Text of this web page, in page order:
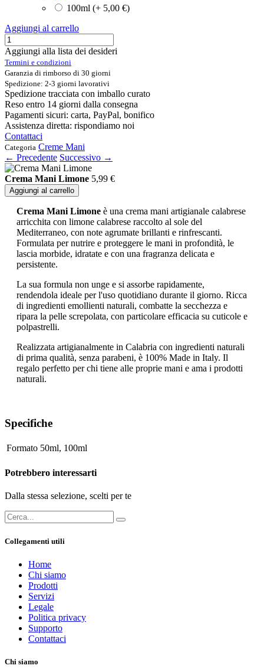
100ml (+ 5,00 €)
Aggiungi al carrello
Aggiungi alla lista dei desideri
Termini e condizioni
Garanzia di rimborso di 30 giorni
Spedizione: 2-3 giorni lavorativi
Spedizione tracciata con imballo curato
Reso entro 14 giorni dalla consegna
Pagamenti sicuri: carta, PayPal, bonifico
Assistenza diretta: rispondiamo noi
Contattaci
Categoria Creme Mani
← Precedente Successivo →
Crema Mani Limone 5,99 €
Aggiungi al carrello
Crema Mani Limone è una crema mani artigianale calabrese
arricchita con limone calabrese raccolto al sole del
Mediterraneo, con note agrumate brillanti e rinfrescanti.
Formulata per nutrire e proteggere le mani in profondità, le
lascia morbide, idratate e con una fragranza delicata e
persistente.
La sua formula non unge e si assorbe rapidamente,
rendendola ideale per l'uso quotidiano durante il giorno. Ricca
di ingredienti emollienti naturali, combatte la secchezza e
ripara la pelle screpolata, con particolare efficacia su cuticole e
polpastrelli.
Realizzata artigianalmente in Calabria con ingredienti naturali
di prima qualità, senza parabeni, è 100% Made in Italy. Il
regalo perfetto per chi tiene alle proprie mani e ama i prodotti
naturali.
Specifiche
Formato 50ml, 100ml
Potrebbero interessarti
Dalla stessa selezione, scelti per te
Collegamenti utili
Home
Chi siamo
Prodotti
Servizi
Legale
Politica privacy
Supporto
Contattaci
Chi siamo